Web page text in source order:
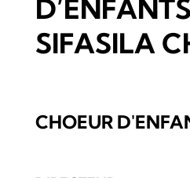
D’ENFANTS
SIFASILA
CHOEUR